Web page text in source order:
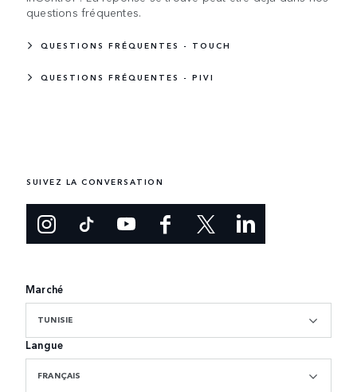
questions fréquentes.
QUESTIONS FRÉQUENTES - TOUCH
QUESTIONS FRÉQUENTES - PIVI
SUIVEZ LA CONVERSATION
Marché
TUNISIE
Langue
FRANÇAIS